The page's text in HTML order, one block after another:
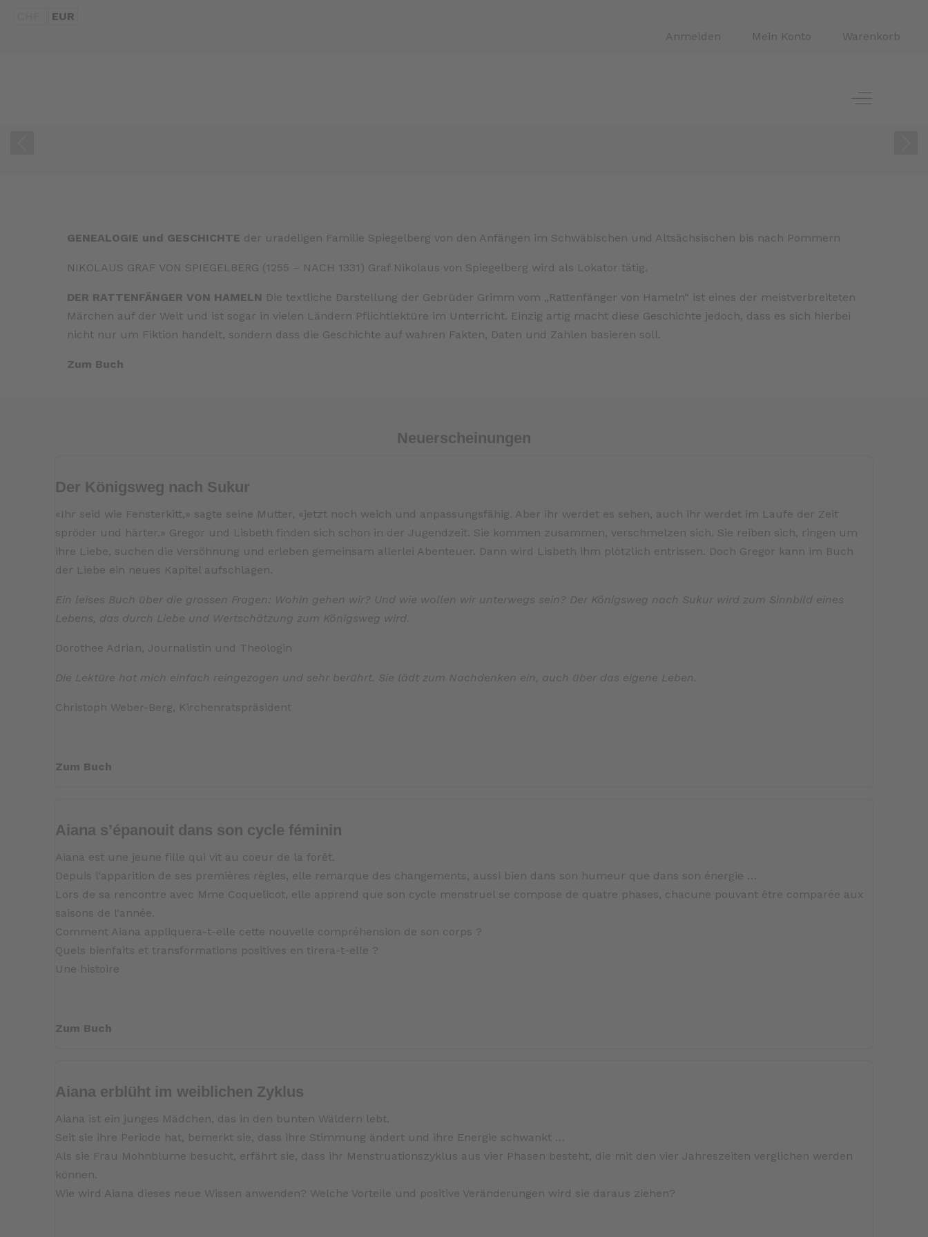
EUR
Anmelden
Mein Konto Warenkorb
Off-Canvas
GENEALOGIE und GESCHICHTE der uradeligen Familie Spiegelberg von den Anfängen im Schwäbischen und Altsächsischen bis nach Pommern
NIKOLAUS GRAF VON SPIEGELBERG (1255 – NACH 1331) Graf Nikolaus von Spiegelberg wird als Lokator tätig.
DER RATTENFÄNGER VON HAMELN Die textliche Darstellung der Gebrüder Grimm vom „Rattenfänger von Hameln“ ist eines der meistverbreiteten
Märchen auf der Welt und ist sogar in vielen Ländern Pflichtlektüre im Unterricht. Einzig artig macht diese Geschichte jedoch, dass es sich hierbei
nicht nur um Fiktion handelt, sondern dass die Geschichte auf wahren Fakten, Daten und Zahlen basieren soll.
Zum Buch
Neuerscheinungen
Der Königsweg nach Sukur
«Ihr seid wie Fensterkitt,» sagte seine Mutter, «jetzt noch weich und anpassungsfähig. Aber ihr werdet es sehen, auch ihr werdet im Laufe der Zeit
spröder und härter.» Gregor und Lisbeth finden sich schon in der Jugendzeit. Sie kommen zusammen, verschmelzen sich. Sie reiben sich, ringen um
ihre Liebe, suchen die Versöhnung und erleben gemeinsam allerlei Abenteuer. Dann wird Lisbeth ihm plötzlich entrissen. Doch Gregor kann im Buch
der Liebe ein neues Kapitel aufschlagen.
Ein leises Buch über die grossen Fragen: Wohin gehen wir? Und wie wollen wir unterwegs sein? Der Königsweg nach Sukur wird zum Sinnbild eines
Lebens, das durch Liebe und Wertschätzung zum Königsweg wird.
Dorothee Adrian, Journalistin und Theologin
Die Lektüre hat mich einfach reingezogen und sehr berührt. Sie lädt zum Nachdenken ein, auch über das eigene Leben.
Christoph Weber-Berg, Kirchenratspräsident
Zum Buch
Aiana s’épanouit dans son cycle féminin
Aiana est une jeune fille qui vit au coeur de la forêt.
Depuis l‘apparition de ses premières règles, elle remarque des changements, aussi bien dans son humeur que dans son énergie …
Lors de sa rencontre avec Mme Coquelicot, elle apprend que son cycle menstruel se compose de quatre phases, chacune pouvant être comparée aux
saisons de l‘année.
Comment Aiana appliquera-t-elle cette nouvelle compréhension de son corps ?
Quels bienfaits et transformations positives en tirera-t-elle ?
Une histoire
Zum Buch
Aiana erblüht im weiblichen Zyklus
Aiana ist ein junges Mädchen, das in den bunten Wäldern lebt.
Seit sie ihre Periode hat, bemerkt sie, dass ihre Stimmung ändert und ihre Energie schwankt …
Als sie Frau Mohnblume besucht, erfährt sie, dass ihr Menstruationszyklus aus vier Phasen besteht, die mit den vier Jahreszeiten verglichen werden
können.
Wie wird Aiana dieses neue Wissen anwenden? Welche Vorteile und positive Veränderungen wird sie daraus ziehen?